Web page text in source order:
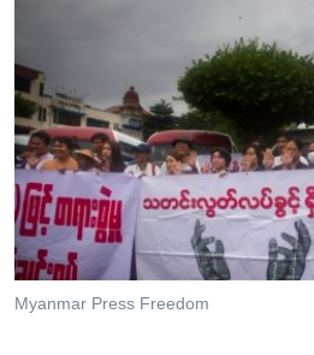
ရန်
ပင်မ
အ
ညွန်း
စာမျက်နှာ
သို့
ကျော်
ကြည့်
မကြေးမုံရဲ့ အင်္ဂလိပ်စာ
ရုပ်ရှင်ထဲက အင်္ဂလိပ်စာ
သုတပဒေသာ အင်္ဂလိပ်စာ
ရေဒီယို
တီဗွီ
ရေဒီယိုနှင့်ရုပ်သံ အချက်အလက်များ
ရေဒီယို/တီဗွီအစီအစဉ်
Learning English
ဗွီအိုအေ လူမှုကွန်ယက်များ
Myanmar Press Freedom